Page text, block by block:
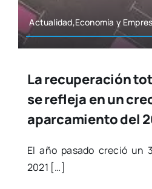
Actualidad,Economía y
La recuperación
se refleja en un
aparcamiento del
El año pasa­do cre­ció un
2021 […]